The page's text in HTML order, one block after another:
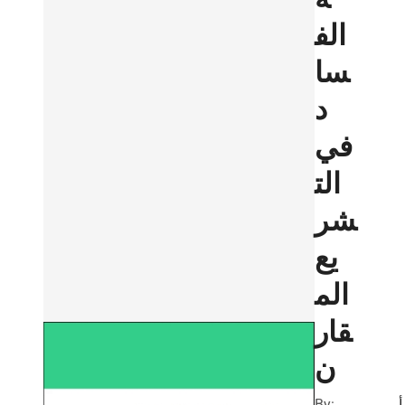
الف
سا
د
في
الت
شر
يع
الم
قار
ن